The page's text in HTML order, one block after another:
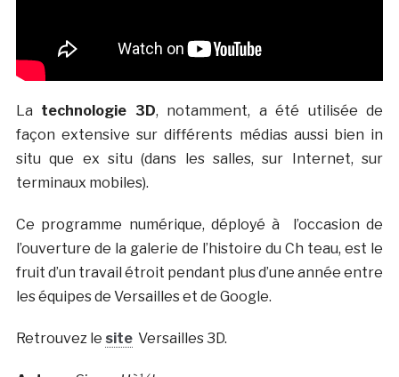
La technologie 3D, notamment, a été utilisée de
façon extensive sur différents médias aussi bien in
situ que ex situ (dans les salles, sur Internet, sur
terminaux mobiles).
Ce programme numérique, déployé à l’occasion de
l’ouverture de la galerie de l’histoire du Ch teau, est le
fruit d’un travail étroit pendant plus d’une année entre
les équipes de Versailles et de Google.
Retrouvez le siteVersailles 3D.